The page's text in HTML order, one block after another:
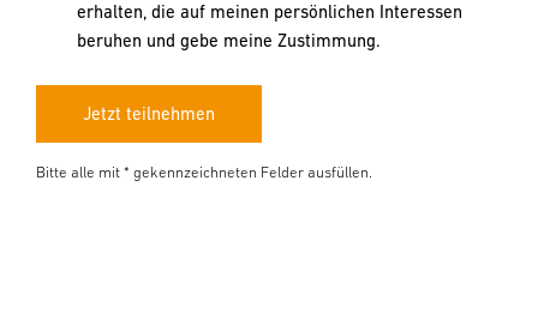
erhalten, die auf meinen persönlichen Interessen
beruhen und gebe meine Zustimmung.
Jetzt teilnehmen
Bitte alle mit * gekennzeichneten Felder ausfüllen.